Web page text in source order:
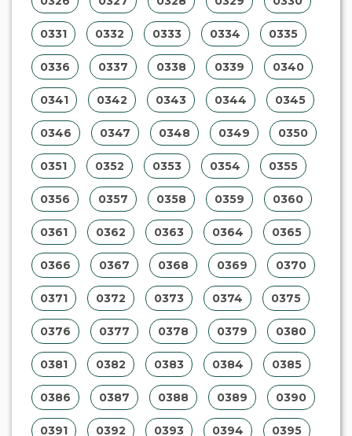
0331 0332 0333 0334 0335
0336 0337 0338 0339 0340
0341 0342 0343 0344 0345
0346 0347 0348 0349 0350
0351 0352 0353 0354 0355
0356 0357 0358 0359 0360
0361 0362 0363 0364 0365
0366 0367 0368 0369 0370
0371 0372 0373 0374 0375
0376 0377 0378 0379 0380
0381 0382 0383 0384 0385
0386 0387 0388 0389 0390
0391 0392 0393 0394 0395